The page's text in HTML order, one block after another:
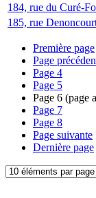
184, rue du Curé-
185, rue
Première page
Page
Page 4
Page 5
Page 6 (page
Page 7
Page 8
Page suivante
Dernière page